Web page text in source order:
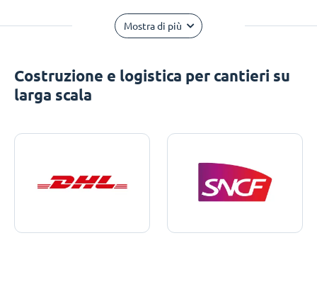
Mostra di più
Costruzione e logistica per cantieri su
larga scala